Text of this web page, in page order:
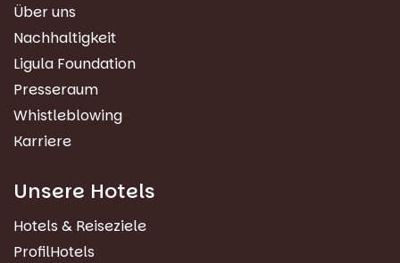
Über uns
Nachhaltigkeit
Ligula Foundation
Presseraum
Whistleblowing
Karriere
Unsere Hotels
Hotels & Reiseziele
ProfilHotels